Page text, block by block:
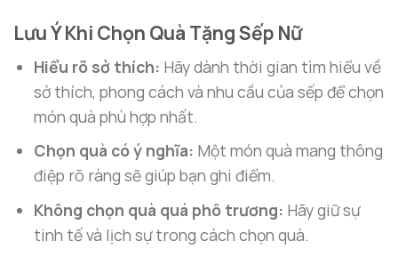
Lưu Ý Khi Chọn Quà Tặng Sếp Nữ
Hiểu rõ sở thích: Hãy dành thời gian tìm hiểu về
sở thích, phong cách và nhu cầu của sếp để chọn
món quà phù hợp nhất.
Chọn quà có ý nghĩa: Một món quà mang thông
điệp rõ ràng sẽ giúp bạn ghi điểm.
Không chọn quà quá phô trương: Hãy giữ sự
tinh tế và lịch sự trong cách chọn quà.